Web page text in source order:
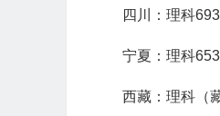
四川：理科
宁夏：理科
西藏：理科（